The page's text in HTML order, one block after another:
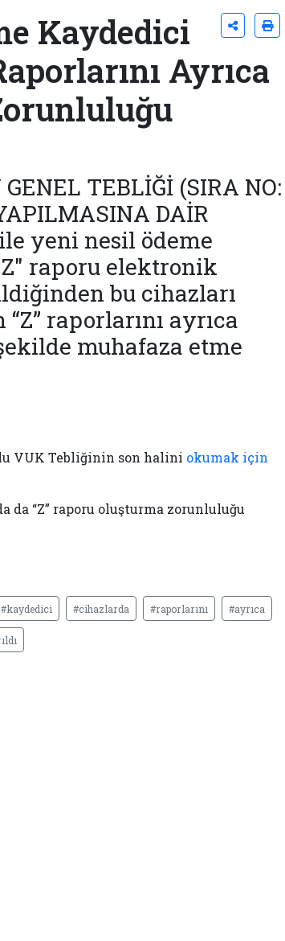
Kaydedici
Ayrıca
TEBLİĞİ (SIRA NO:
DAİR
yeni nesil ödeme
raporu elektronik
bu cihazları
raporlarını ayrıca
muhafaza etme
VUK Tebliğinin son halini okumak için
“Z” raporu oluşturma zorunluluğu
#kaydedici #cihazlarda #raporlarını #ayrıca